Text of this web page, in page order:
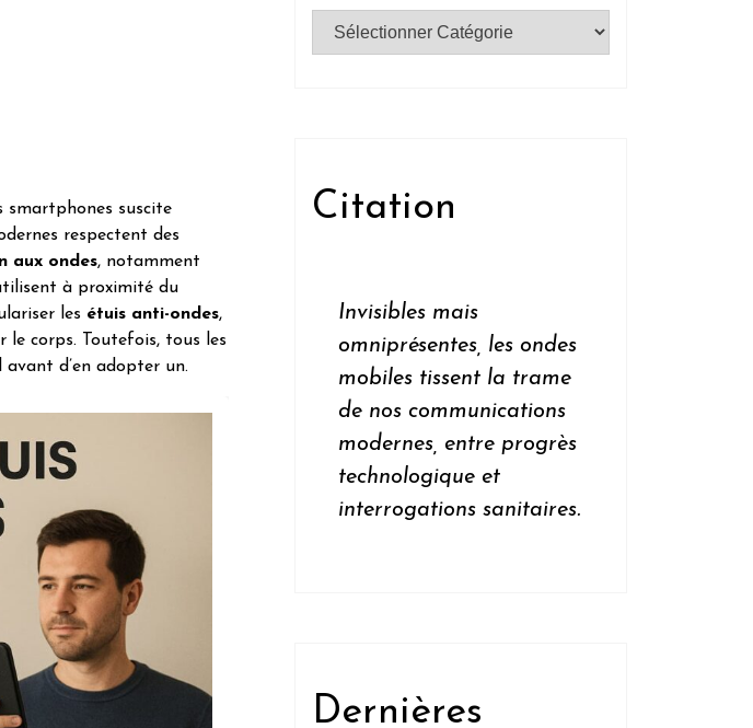
smartphones suscite
respectent des
aux ondes, notamment
à proximité du
les étuis anti-ondes,
le corps. Toutefois, tous les
d’en adopter un.
Citation
Invisibles mais
omniprésentes, les ondes
mobiles tissent la trame
de nos communications
modernes, entre progrès
technologique et
interrogations sanitaires.
Dernières